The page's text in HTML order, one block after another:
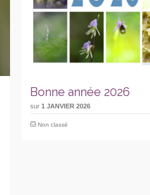
Bonne année 2026
sur1 JANVIER 2026
Non classé